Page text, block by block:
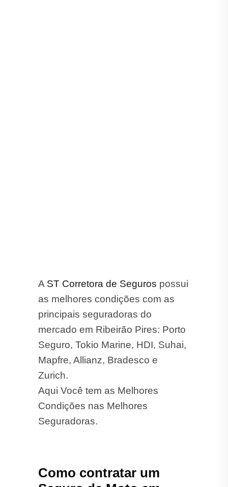
A ST Corretora de Seguros possui
as melhores condições com as
principais seguradoras do
mercado em Ribeirão Pires: Porto
Seguro, Tokio Marine, HDI, Suhai,
Mapfre, Allianz, Bradesco e
Zurich.
Aqui Você tem as Melhores
Condições nas Melhores
Seguradoras.
Como contratar um